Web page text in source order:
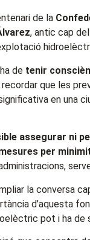
de la
, antic cap
de tenir
que les
en una
assegurar ni
per
la conversa
d’aquesta
pot i ha